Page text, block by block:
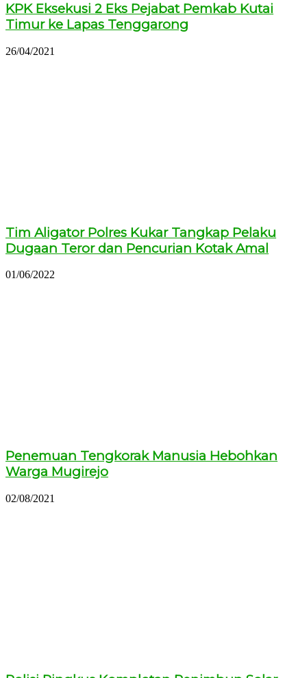
KPK Eksekusi 2 Eks Pejabat Pemkab Kutai
Timur ke Lapas Tenggarong
26/04/2021
Tim Aligator Polres Kukar Tangkap Pelaku
Dugaan Teror dan Pencurian Kotak Amal
01/06/2022
Penemuan Tengkorak Manusia Hebohkan
Warga Mugirejo
02/08/2021